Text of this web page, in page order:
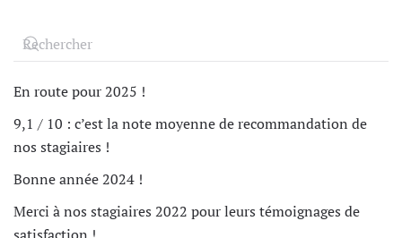
En route pour 2025 !
9,1 / 10 : c’est la note moyenne de recommandation de
nos stagiaires !
Bonne année 2024 !
Merci à nos stagiaires 2022 pour leurs témoignages de